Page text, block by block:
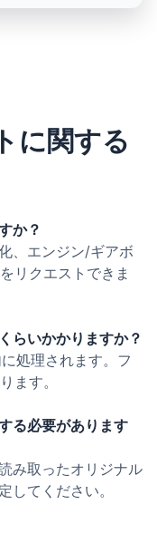
に関する
か？
、エンジン/ギアボ
リクエストできま
らいかかりますか？
処理されます。フ
ます。
る必要があります
み取ったオリジナル
してください。